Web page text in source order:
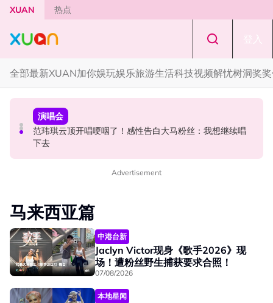
Skip to main content
XUAN 热点
登入
全部最新XUAN加你娱玩娱乐旅游生活科技视频解忧树洞奖
中港台新
《披荆斩棘2026》正式官宣全阵容！余文乐、刘畊宏、孙
楠都来了
中港台新
陈土豆玩梗《下一站幸福》！同框阿信、吴建豪上演“光晞
不能捐”桥段
演唱会
范玮琪云顶开唱哽咽了！感性告白大马粉丝：我想继续唱
下去
Advertisement
马来西亚篇
中港台新
Jaclyn Victor现身《歌手2026》现
场！遭粉丝野生捕获要求合照！
07/08/2026
本地星闻